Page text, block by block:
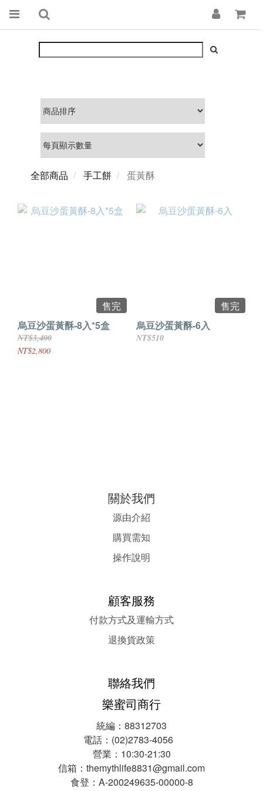
全部商品 手工餅 蛋黃酥
售完
烏豆沙蛋黃酥-8入*5盒
NT$3,400
NT$2,800
售完
烏豆沙蛋黃酥-6入
NT$510
關於我們
源由介紹
購買需知
操作說明
顧客服務
付款方式及運輸方式
退換貨政策
聯絡我們
樂蜜司商行
統編：88312703
電話：(02)2783-4056
營業：10:30-21:30
信箱：themythlife8831@gmail.com
食登：A-200249635-00000-8